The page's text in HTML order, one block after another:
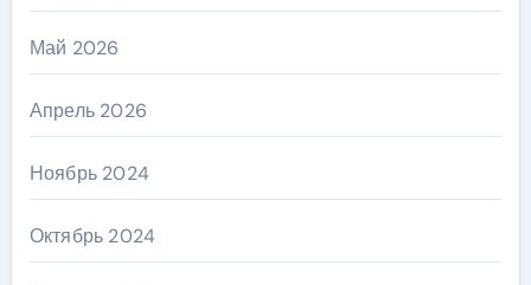
Май 2026
Апрель 2026
Ноябрь 2024
Октябрь 2024